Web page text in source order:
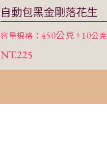
自動包黑金剛落花生
容量規格：450公克±10公克
NT.225